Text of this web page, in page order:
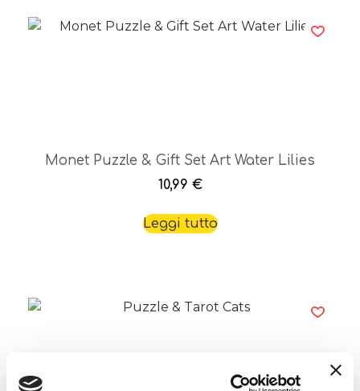
Monet Puzzle & Gift Set Art Water Lilies
10,99 €
Leggi tutto